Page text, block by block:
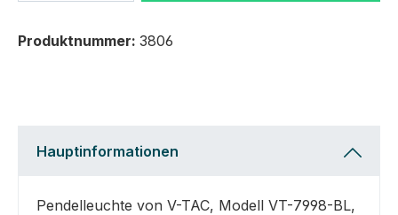
Produktnummer: 3806
Hauptinformationen
Pendelleuchte von V-TAC, Modell VT-7998-BL,